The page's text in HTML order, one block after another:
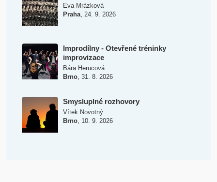
Eva Mrázková
Praha, 24. 9. 2026
Improdílny - Otevřené tréninky
improvizace
Bára Herucová
Brno, 31. 8. 2026
Smysluplné rozhovory
Vítek Novotný
Brno, 10. 9. 2026